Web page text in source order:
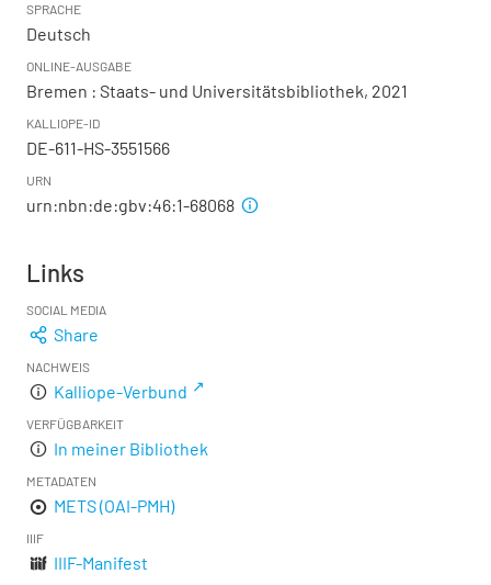
SPRACHE
Deutsch
ONLINE-AUSGABE
Bremen : Staats- und Universitätsbibliothek, 2021
KALLIOPE-ID
DE-611-HS-3551566
URN
urn:nbn:de:gbv:46:1-68068
Links
SOCIAL MEDIA
Share
NACHWEIS
Kalliope-Verbund
VERFÜGBARKEIT
In meiner Bibliothek
METADATEN
METS (OAI-PMH)
IIIF
IIIF-Manifest